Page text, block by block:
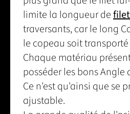
limite la longueur de
traversants, car le long
le copeau soit
Chaque matériau
posséder les bons
Ce n'est qu'ainsi que se
ajustable.